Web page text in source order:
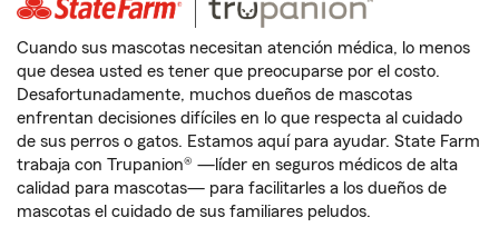
Cuando sus mascotas necesitan atención médica, lo menos
que desea usted es tener que preocuparse por el costo.
Desafortunadamente, muchos dueños de mascotas
enfrentan decisiones difíciles en lo que respecta al cuidado
de sus perros o gatos. Estamos aquí para ayudar. State Farm
trabaja con Trupanion® —líder en seguros médicos de alta
calidad para mascotas— para facilitarles a los dueños de
mascotas el cuidado de sus familiares peludos.